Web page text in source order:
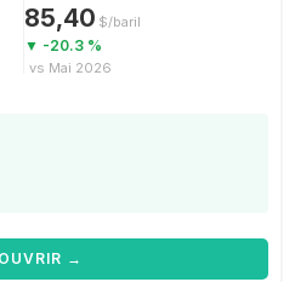
85,40 $/baril
▼ -20.3 %
vs Mai 2026
→